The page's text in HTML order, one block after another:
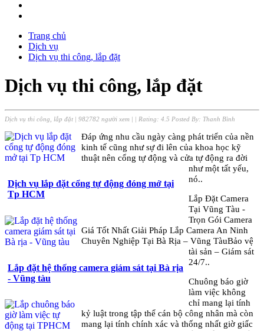
Trang chủ
Dịch vụ
Dịch vụ thi công, lắp đặt
Dịch vụ thi công, lắp đặt
Dịch vụ thi công, lắp đặt | 982782 người xem | | Rating: 4.5 Posted By: Thanh Bình
Dịch vụ lắp đặt cổng tự động đóng mở tại
Tp HCM
Đáp ứng nhu cầu ngày càng phát triển của nền
kinh tế cũng như sự đi lên của khoa học kỹ
thuật nên cổng tự động và cửa tự động ra đời
như một tất yếu,
nó..
Lắp đặt hệ thống camera giám sát tại Bà rịa
- Vũng tàu
Lắp Đặt Camera
Tại Vũng Tàu -
Trọn Gói Camera
Giá Tốt Nhất Giải Pháp Lắp Camera An Ninh
Chuyên Nghiệp Tại Bà Rịa – Vũng TàuBảo vệ
tài sản – Giám sát
24/7..
Chuông báo giờ
làm việc không
chỉ mang lại tính
kỷ luật trong tập thể cán bộ công nhân mà còn
mang lại tính chính xác và thống nhất giờ giấc